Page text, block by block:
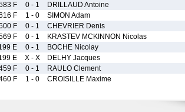
F 0 - 1 DRILLAUD Antoine
F 1 - 0 SIMON Adam
F 0 - 1 CHEVRIER Denis
F 0 - 1 KRASTEV MCKINNON Nicolas
E 0 - 1 BOCHE Nicolay
E X - X DELHY Jacques
F 0 - 1 RAULO Clement
F 1 - 0 CROISILLE Maxime